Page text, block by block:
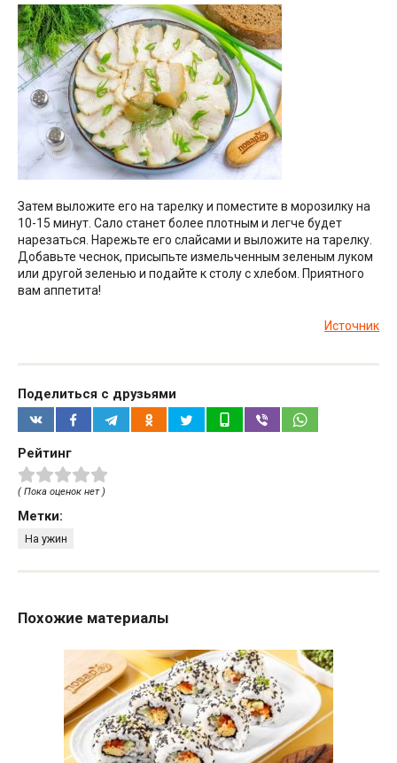
Затем выложите его на тарелку и поместите в морозилку на
10-15 минут. Сало станет более плотным и легче будет
нарезаться. Нарежьте его слайсами и выложите на тарелку.
Добавьте чеснок, присыпьте измельченным зеленым луком
или другой зеленью и подайте к столу с хлебом. Приятного
вам аппетита!
Источник
Поделиться с друзьями
Рейтинг
( Пока оценок нет )
Метки:
На ужин
Похожие материалы